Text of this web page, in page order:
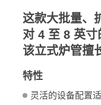
这款大批量、
对 4 至 8 英寸
该立式炉管擅
特性
灵活的设备配置